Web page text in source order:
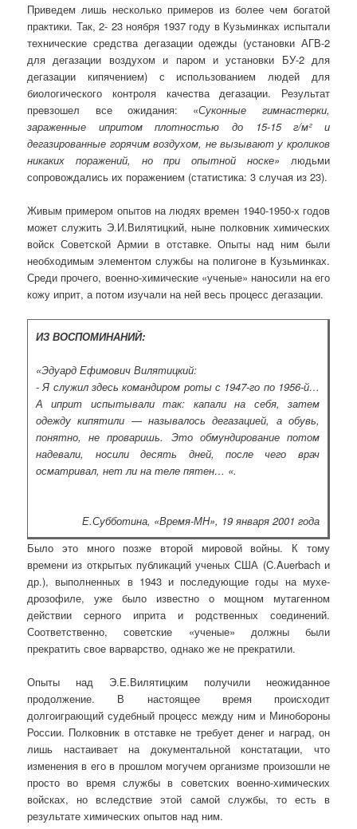
Приведем лишь несколько примеров из более чем богатой
практики. Так, 2- 23 ноября 1937 году в Кузьминках испытали
технические средства дегазации одежды (установки АГВ-2
для дегазации воздухом и паром и установки БУ-2 для
дегазации кипячением) с использованием людей для
биологического контроля качества дегазации. Результат
превзошел все ожидания: «Суконные гимнастерки,
зараженные ипритом плотностью до 15-15 г/м² и
дегазированные горячим воздухом, не вызывают у кроликов
никаких поражений, но при опытной носке» людьми
сопровождались их поражением (статистика: 3 случая из 23).
Живым примером опытов на людях времен 1940-1950-х годов
может служить Э.И.Вилятицкий, ныне полковник химических
войск Советской Армии в отставке. Опыты над ним были
необходимым элементом службы на полигоне в Кузьминках.
Среди прочего, военно-химические «ученые» наносили на его
кожу иприт, а потом изучали на ней весь процесс дегазации.
ИЗ ВОСПОМИНАНИЙ:
«Эдуард Ефимович Вилятицкий:
- Я служил здесь командиром роты с 1947-го по 1956-й…
А иприт испытывали так: капали на себя, затем
одежду кипятили — называлось дегазацией, а обувь,
понятно, не проваришь. Это обмундирование потом
надевали, носили десять дней, после чего врач
осматривал, нет ли на теле пятен… «.
Е.Субботина, «Время-МН», 19 января 2001 года
Было это много позже второй мировой войны. К тому
времени из открытых публикаций ученых США (C.Auerbach и
др.), выполненных в 1943 и последующие годы на мухе-
дрозофиле, уже было известно о мощном мутагенном
действии серного иприта и родственных соединений.
Соответственно, советские «ученые» должны были
прекратить свое варварство, однако же не прекратили.
Опыты над Э.Е.Вилятицким получили неожиданное
продолжение. В настоящее время происходит
долгоиграющий судебный процесс между ним и Минобороны
России. Полковник в отставке не требует денег и наград, он
лишь настаивает на документальной констатации, что
изменения в его в прошлом могучем организме произошли не
просто во время службы в советских военно-химических
войсках, но вследствие этой самой службы, то есть в
результате химических опытов над ним.